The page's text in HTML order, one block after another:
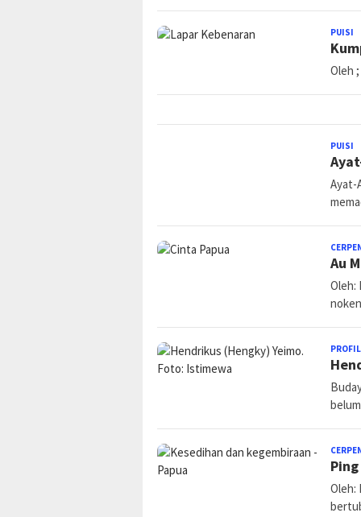
PUISI
Oleh
PUISI
Ayat-
Au
Oleh:
PROFIL
Ping
Oleh: